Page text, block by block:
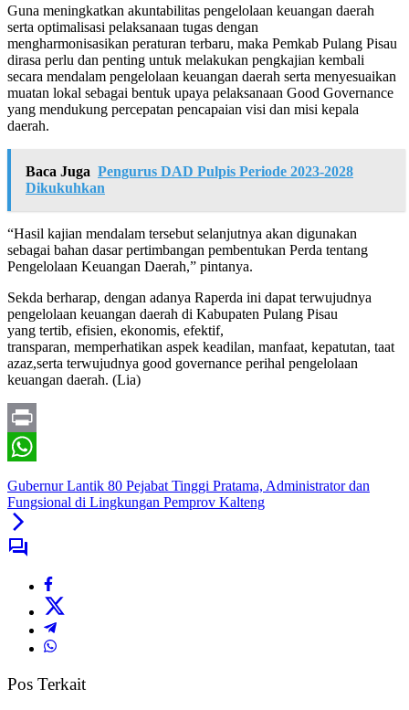
Guna meningkatkan akuntabilitas pengelolaan keuangan daerah
serta optimalisasi pelaksanaan tugas dengan
mengharmonisasikan peraturan terbaru, maka Pemkab Pulang Pisau
dirasa perlu dan penting untuk melakukan pengkajian kembali
secara mendalam pengelolaan keuangan daerah serta menyesuaikan
muatan lokal sebagai bentuk upaya pelaksanaan Good Governance
yang mendukung percepatan pencapaian visi dan misi kepala
daerah.
Baca Juga Pengurus DAD Pulpis Periode 2023-2028
Dikukuhkan
“Hasil kajian mendalam tersebut selanjutnya akan digunakan
sebagai bahan dasar pertimbangan pembentukan Perda tentang
Pengelolaan Keuangan Daerah,” pintanya.
Sekda berharap, dengan adanya Raperda ini dapat terwujudnya
pengelolaan keuangan daerah di Kabupaten Pulang Pisau
yang tertib, efisien, ekonomis, efektif,
transparan, memperhatikan aspek keadilan, manfaat, kepatutan, taat
azaz,serta terwujudnya good governance perihal pengelolaan
keuangan daerah. (Lia)
Print
Gubernur Lantik 80 Pejabat Tinggi Pratama, Administrator dan
Fungsional di Lingkungan Pemprov Kalteng
Pos Terkait